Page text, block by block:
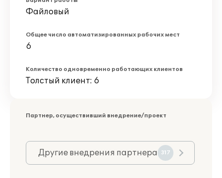
Файловый
Общее число автоматизированных рабочих мест
6
Количество одновременно работающих клиентов
Толстый клиент: 6
Партнер, осуществивший внедрение/проект
Другие внедрения партнера 317